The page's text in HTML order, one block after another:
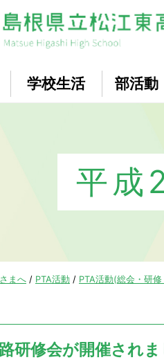
学校生活 部活動
平成
まへ / PTA活動 / PTA活動(総会・研
研修会が開催されま